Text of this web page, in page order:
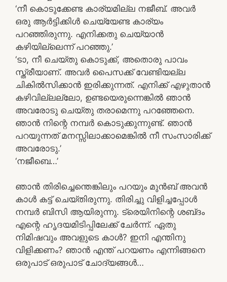
‘നീ കൊടുക്കേണ്ട കാര്യമില്ല നജീബ്. അവർ
ഒരു ആർട്ടിക്കിൾ ചെയ്യേണ്ട കാര്യം
പറഞ്ഞിരുന്നു. എനിക്കതു ചെയ്യാൻ
കഴിയില്ലെന്ന് പറഞ്ഞു.’
‘ടാ, നീ ചെയ്തു കൊടുക്ക്, അതൊരു പാവം
സ്ത്രീയാണ്. അവർ പൈസക്ക് വേണ്ടിയല്ല
ചികിൽസിക്കാൻ ഇരിക്കുന്നത്. എനിക്ക് എഴുതാൻ
കഴിവില്ലല്ലോ, ഉണ്ടയെരുന്നെങ്കിൽ ഞാൻ
അവരോടു ചെയ്തു തരാമെന്നു പറഞ്ഞേനെ.
ഞാൻ നിന്റെ നമ്പർ കൊടുക്കുന്നുണ്ട്. ഞാൻ
പറയുന്നത് മനസ്സിലാക്കാമെങ്കിൽ നീ സംസാരിക്ക്
അവരോടു.’
‘നജീബെ…’
ഞാൻ തിരിച്ചെന്തെങ്കിലും പറയും മുൻബ് അവൻ
കാൾ കട്ട് ചെയ്‌തിരുന്നു. തിരിച്ചു വിളിച്ചപ്പോൾ
നമ്പർ ബിസി ആയിരുന്നു. ട്രെയിനിന്റെ ശബ്‌ദം
എന്റെ ഹൃദയമിടിപ്പിലേക്ക് ചേർന്ന്. ഏതു
നിമിഷവും അവളുടെ കാൾ? ഇനി എന്തിനു
വിളിക്കണം? ഞാൻ എന്ത് പറയണം എന്നിങ്ങനെ
ഒരുപാട് ഒരുപാട് ചോദ്യങ്ങൾ…